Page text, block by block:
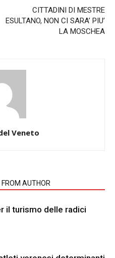
CITTADINI DI MESTRE
ESULTANO, NON CI SARA’ PIU’
LA MOSCHEA
Veneto
FROM AUTHOR
il turismo delle radici